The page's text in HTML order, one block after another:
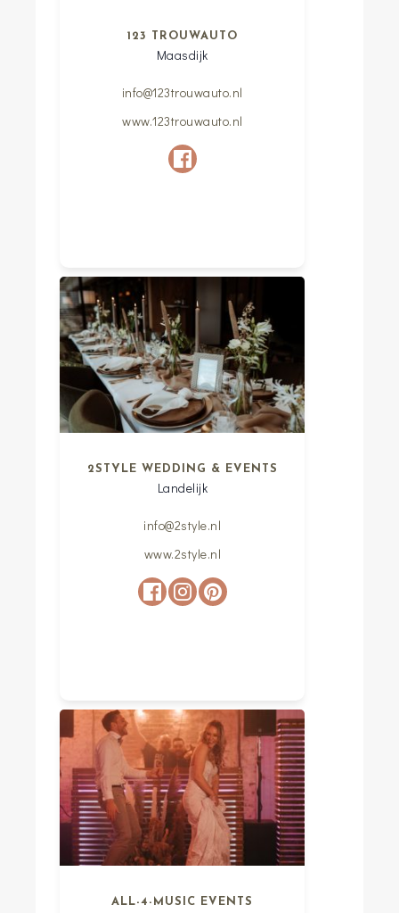
123 TROUWAUTO
Maasdijk
info@123trouwauto.nl
www.123trouwauto.nl
2STYLE WEDDING & EVENTS
Landelijk
info@2style.nl
www.2style.nl
ALL-4-MUSIC EVENTS